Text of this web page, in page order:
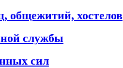
общежитий, хостелов
службы
сил